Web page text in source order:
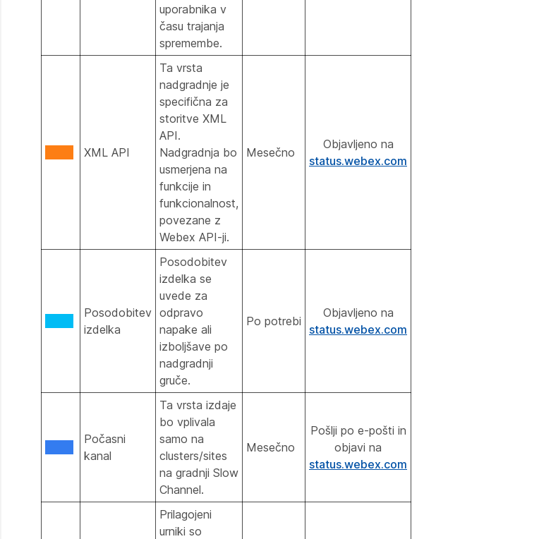
uporabnika v
času trajanja
spremembe.
XML API
Ta vrsta
nadgradnje je
specifična za
storitve XML
API.
Nadgradnja bo
usmerjena na
funkcije in
funkcionalnost,
povezane z
Webex API-ji.
Mesečno
Objavljeno na
status.webex.com
Posodobitev
izdelka
Posodobitev
izdelka se
uvede za
odpravo
napake ali
izboljšave po
nadgradnji
gruče.
Po potrebi
Objavljeno na
status.webex.com
Počasni
kanal
Ta vrsta izdaje
bo vplivala
samo na
clusters/sites
na gradnji Slow
Channel.
Mesečno
Pošlji po e-pošti in
objavi na
status.webex.com
Prilagojeni
urniki so